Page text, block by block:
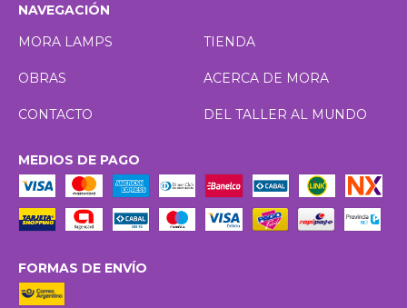
NAVEGACIÓN
MORA LAMPS
TIENDA
OBRAS ACERCA DE MORA
CONTACTO DEL TALLER AL MUNDO
MEDIOS DE PAGO
FORMAS DE ENVÍO